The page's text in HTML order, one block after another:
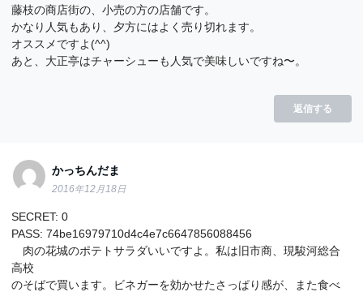
藤枝の商店街の、小売の方の店舗です。
かなり人気もあり、夕方にはよく売り切れます。
オススメですよ(^^)
あと、大正亭はチャーシューも人気で美味しいですね〜。
返信する
かっちんだま
2016年12月18日
SECRET: 0
PASS: 74be16979710d4c4e7c6647856088456
肉の花城のポテトサラダいいですよ。私は旧市商、現駿河総合
高校
のそばで買います。ビネガーを効かせたさっぱり感が、また食べ